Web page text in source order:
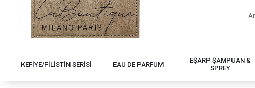
KEFİYE/FİLİSTİN SERİSİ EAU DE PARFUM
EŞARP ŞAMPUAN &
SPREY